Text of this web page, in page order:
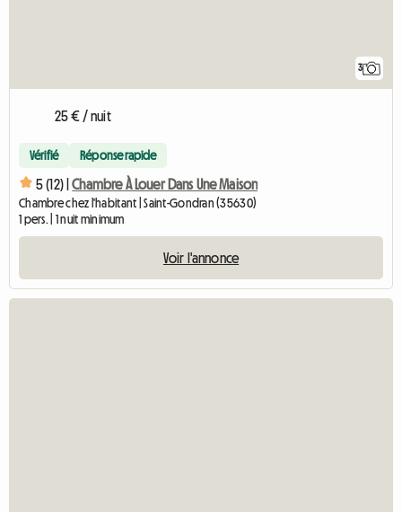
3
25 € / nuit
Vérifié Réponse rapide
5 (12) | Chambre À Louer Dans Une Maison
Chambre chez l'habitant | Saint-Gondran (35630)
1 pers. | 1 nuit minimum
Voir l'annonce